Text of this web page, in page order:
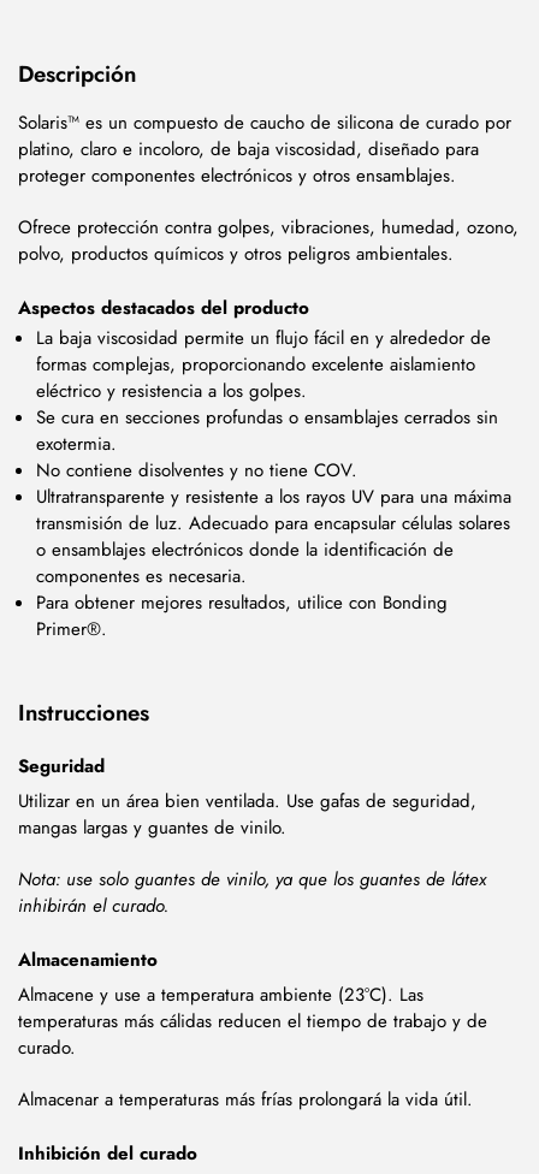
Descripción
Solaris™ es un compuesto de caucho de silicona de curado por
platino, claro e incoloro, de baja viscosidad, diseñado para
proteger componentes electrónicos y otros ensamblajes.
Ofrece protección contra golpes, vibraciones, humedad, ozono,
polvo, productos químicos y otros peligros ambientales.
Aspectos destacados del producto
La baja viscosidad permite un flujo fácil en y alrededor de
formas complejas, proporcionando excelente aislamiento
eléctrico y resistencia a los golpes.
Se cura en secciones profundas o ensamblajes cerrados sin
exotermia.
No contiene disolventes y no tiene COV.
Ultratransparente y resistente a los rayos UV para una máxima
transmisión de luz. Adecuado para encapsular células solares
o ensamblajes electrónicos donde la identificación de
componentes es necesaria.
Para obtener mejores resultados, utilice con Bonding
Primer®.
Instrucciones
Seguridad
Utilizar en un área bien ventilada. Use gafas de seguridad,
mangas largas y guantes de vinilo.
Nota: use solo guantes de vinilo, ya que los guantes de látex
inhibirán el curado.
Almacenamiento
Almacene y use a temperatura ambiente (23°C). Las
temperaturas más cálidas reducen el tiempo de trabajo y de
curado.
Almacenar a temperaturas más frías prolongará la vida útil.
Inhibición del curado